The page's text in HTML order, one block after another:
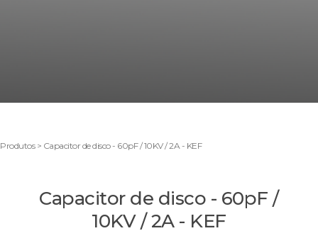
Produtos > Capacitor de disco - 60pF / 10KV / 2A - KEF
Capacitor de disco - 60pF /
10KV / 2A - KEF